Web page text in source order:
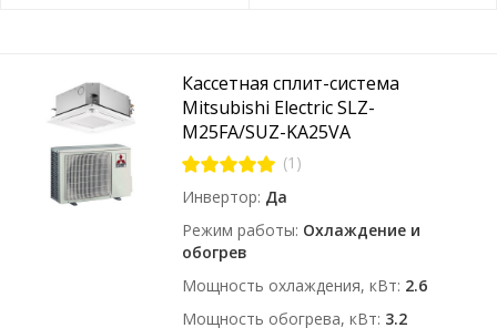
Кассетная сплит-система
Mitsubishi Electric SLZ-
M25FA/SUZ-KA25VA
(1)
Инвертор Да
Режим работы Охлаждение и
обогрев
Мощность охлаждения, кВт 2.6
Мощность обогрева, кВт 3.2